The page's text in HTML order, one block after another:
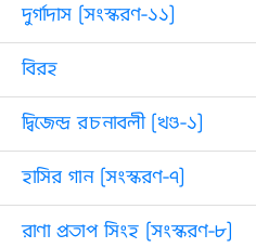
দুর্গাদাস [সংস্করণ-১১]
বিরহ
দ্বিজেন্দ্র রচনাবলী [খণ্ড-১]
হাসির গান [সংস্করণ-৭]
রাণা প্রতাপ সিংহ [সংস্করণ-৮]